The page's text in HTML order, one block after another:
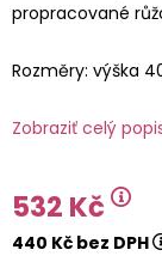
propracované
Rozměry: výška
Zobraziť celý
532 Kč
440 Kč bez DPH